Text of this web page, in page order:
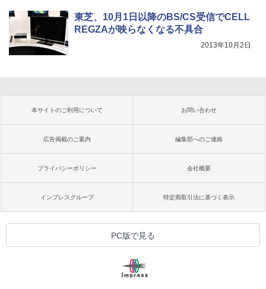
東芝、10月1日以降のBS/CS受信でCELL
REGZAが映らなくなる不具合
2013年10月2日
本サイトのご利用について お問い合わせ
広告掲載のご案内 編集部へのご連絡
プライバシーポリシー 会社概要
インプレスグループ 特定商取引法に基づく表示
PC版で見る